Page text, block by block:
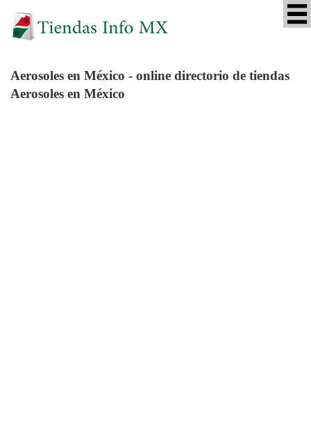
Aerosoles en México - online directorio de tiendas
Aerosoles en México